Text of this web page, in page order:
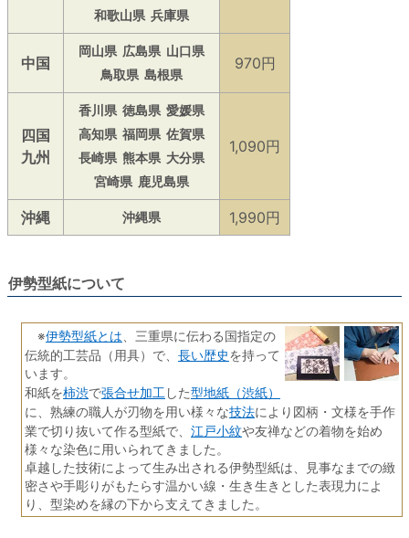
和歌山県 兵庫県
中国
岡山県 広島県 山口県
鳥取県 島根県
970円
四国
九州
香川県 徳島県 愛媛県
高知県 福岡県 佐賀県
長崎県 熊本県 大分県
宮崎県 鹿児島県
1,090円
沖縄 沖縄県 1,990円
伊勢型紙について
※伊勢型紙とは 、三重県に伝わる国指定の
伝統的工芸品（用具）で、 長い歴史を持って
います。
和紙を柿渋で張合せ加工 した型地紙（渋紙）
に、熟練の職人が刃物を用い様々な技法により図柄・文様を手作
業で切り抜いて作る型紙で、 江戸小紋や友禅などの着物を始め
様々な染色に用いられてきました。
卓越した技術によって生み出される伊勢型紙は、見事なまでの緻
密さや手彫りがもたらす温かい線・生き生きとした表現力によ
り、型染めを縁の下から支えてきました。